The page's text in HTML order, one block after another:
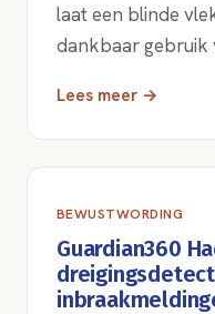
laat een blinde
dankbaar gebruik
Lees meer →
BEWUSTWORDING
Guardian360